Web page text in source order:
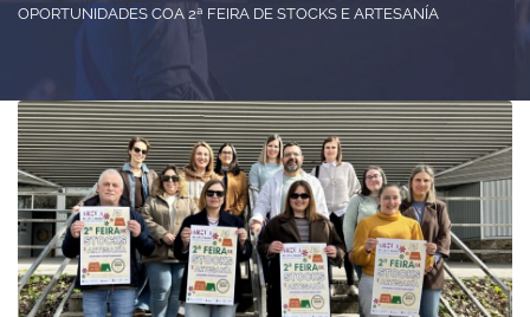
OPORTUNIDADES COA 2ª FEIRA DE STOCKS E ARTESANÍA